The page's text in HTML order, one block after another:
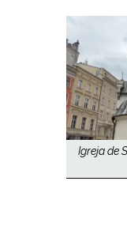
Igreja de